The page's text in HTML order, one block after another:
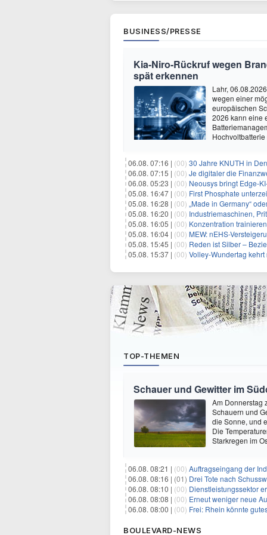
BUSINESS/PRESSE
Kia-Niro-Rückruf wegen
spät erkennen
Lahr,
wegen einer
europäischen
2026 kann eine
06.08. 07:16 | (00) 30 Jahre KNUTH in
06.08. 07:15 | (00) Je digitaler die
06.08. 05:23 | (00) Neousys bringt Edge-KI-GPU-
05.08. 16:47 | (00) First Phosphate unterzeichnet Vereinbarungen für
05.08. 16:28 | (00) „Made in Germany“ oder
05.08. 16:20 | (00) Industriemaschinen,
05.08. 16:05 | (00) Konzentration trainieren, wo
05.08. 16:04 | (00) MEW: nEHS-
05.08. 15:45 | (00) Reden ist Silber –
05.08. 15:37 | (00) Volley-Wundertag kehrt
TOP-THEMEN
Schauer und Gewitter im
Am Donnerstag
Schauern und
die Sonne, und
Die
Starkregen im
06.08. 08:21 | (00) Auftragseingang der
06.08. 08:16 | (01) Drei Tote nach
06.08. 08:10 | (00) Dienstleistungssektor
06.08. 08:08 | (00) Erneut weniger neue
06.08. 08:00 | (00) Frei: Rhein könnte
BOULEVARD-NEWS